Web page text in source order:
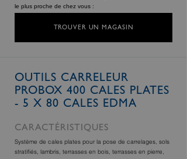
le plus proche de chez vous :
TROUVER UN MAGASIN
OUTILS CARRELEUR
PROBOX 400 CALES PLATES
- 5 X 80 CALES EDMA
CARACTÉRISTIQUES
Système de cales plates pour la pose de carrelages, sols
stratifiés, lambris, terrasses en bois, terrasses en pierre,